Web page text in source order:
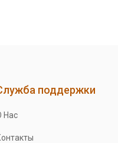
поддержки
Нас